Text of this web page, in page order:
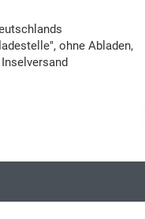
ohne Abladen,